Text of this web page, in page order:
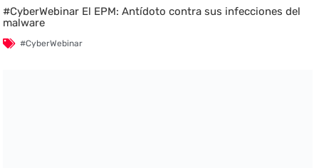
#CyberWebinar El EPM: Antídoto contra sus infecciones del
malware
#CyberWebinar